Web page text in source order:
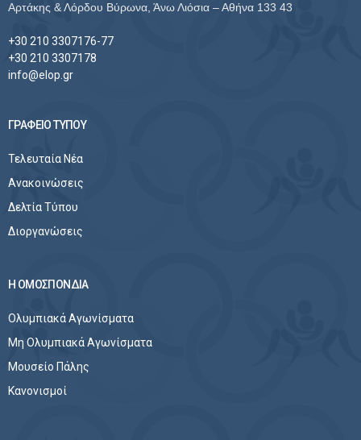
Αρτάκης & Λόρδου Βύρωνα, Άνω Λιόσια – Αθήνα 133 43
+30 210 3307176-77
+30 210 3307178
info@elop.gr
ΓΡΑΦΕΙΟ ΤΥΠΟΥ
Τελευταία Νέα
Ανακοινώσεις
Δελτία Τύπου
Διοργανώσεις
Η ΟΜΟΣΠΟΝΔΙΑ
Ολυμπιακά Αγωνίσματα
Μη Ολυμπιακά Αγωνίσματα
Μουσείο Πάλης
Κανονισμοί